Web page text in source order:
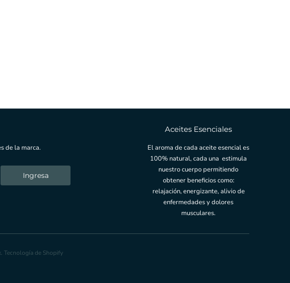
de la marca.
Aceites Esenciales
El aroma de cada aceite esencial es
100% natural, cada una estimula
nuestro cuerpo permitiendo
obtener beneficios como:
relajación, energizante, alivio de
enfermedades y dolores
musculares.
. Tecnología de Shopify